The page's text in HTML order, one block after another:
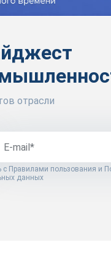
отрасли
с Правилами пользования и
данных